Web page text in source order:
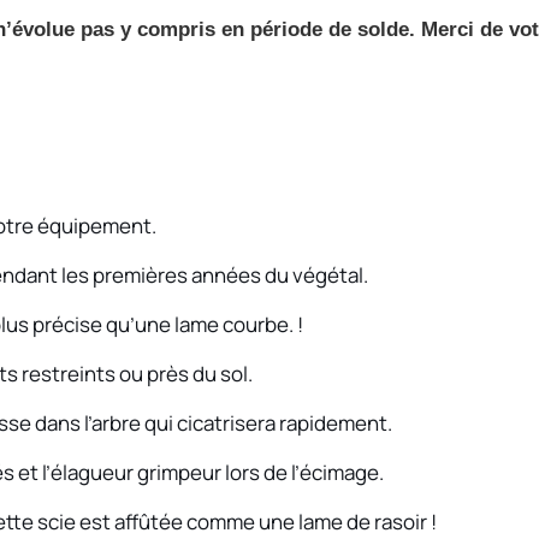
o
pas y compris en période de solde. Merci de
équipement.
les premières années du végétal.
précise qu’une lame courbe. !
restreints ou près du sol.
dans l’arbre qui cicatrisera rapidement.
l’élagueur grimpeur lors de l’écimage.
scie est affûtée comme une lame de rasoir !